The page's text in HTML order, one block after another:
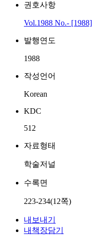
권호사항
Vol.1988 No.- [1988]
발행연도
1988
작성언어
Korean
KDC
512
자료형태
학술저널
수록면
223-234(12쪽)
내보내기
내책장담기